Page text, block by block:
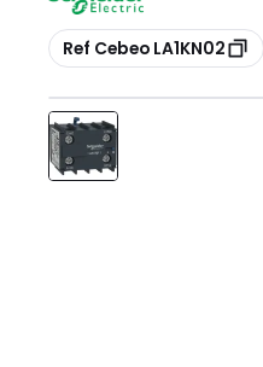
Kopiëren
Ref Cebeo LA1KN02